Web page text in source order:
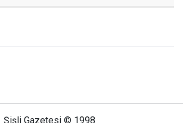
Şişli Gazetesi © 1998